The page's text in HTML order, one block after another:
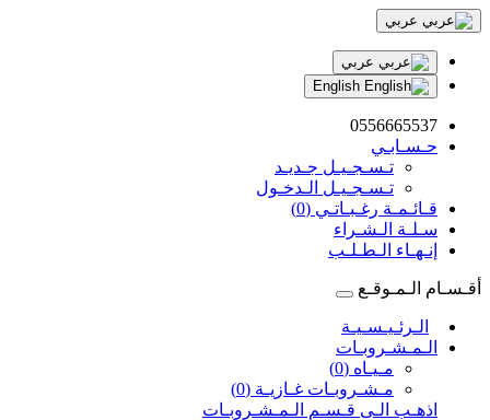
عربي
عربي
0556665537
حـسـابـي
تـسـجـيـل جـديـد
تـسـجـيـل الـدخـول
قـائـمـة رغـبـاتـي (0)
سـلـة الـشـراء
إنـهـاء الـطـلـب
أقـسـام الـمـوقـع
الـرئـيـسـيـة
الـمـشـروبـات
مـيـاه (0)
مـشـروبـات غـازيـة (0)
اذهـب الـى قـسـم الـمـشـروبـات